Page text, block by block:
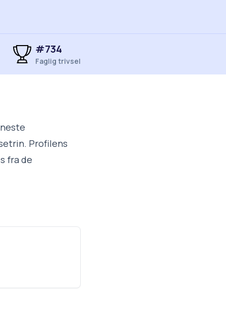
#734
Faglig trivsel
Profilens
fra de